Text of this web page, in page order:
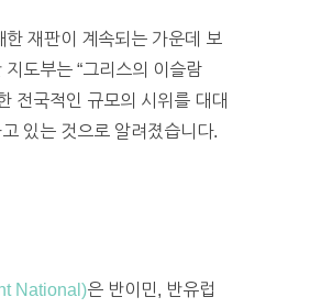
한 재판이 계속되는 가운데 보
지도부는 “그리스의 이슬람
전국적인 규모의 시위를 대대
있는 것으로 알려졌습니다.
National)은 반이민, 반유럽